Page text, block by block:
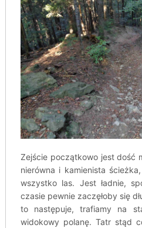
Zejście początkowo jest dość
nierówna i kamienista
wszystko las. Jest ładnie,
czasie pewnie zaczęłoby się
to następuje, trafiamy na
widokowy polanę. Tatr stąd